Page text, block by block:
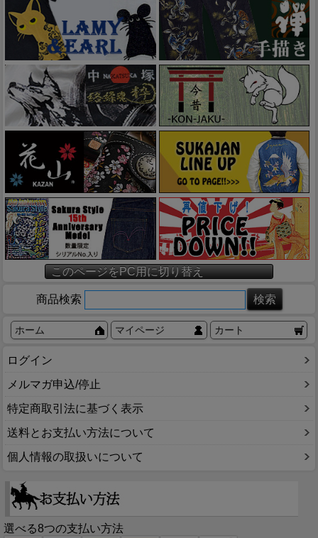
このページをPC用に切り替え
商品検索
ホーム マイページ カート
ログイン
メルマガ申込/停止
特定商取引法に基づく表示
送料とお支払い方法について
個人情報の取扱いについて
選べる8つの支払い方法